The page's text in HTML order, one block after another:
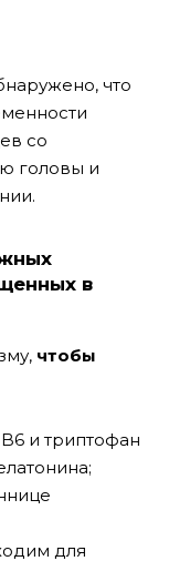
что
со
головы и
в
чтобы
и триптофан
для